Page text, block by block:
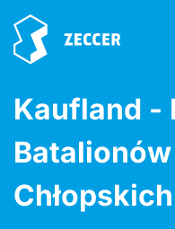
Kaufland -
Batalionów